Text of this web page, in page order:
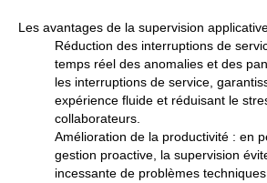
Les avantages de la supervision
Réduction des interruptions de
temps réel des anomalies et des
les interruptions de service,
expérience fluide et réduisant le
collaborateurs.
Amélioration de la productivité : en
gestion proactive, la supervision
incessante de problèmes